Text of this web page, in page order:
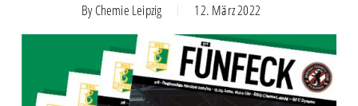
By Chemie Leipzig 12. März 2022